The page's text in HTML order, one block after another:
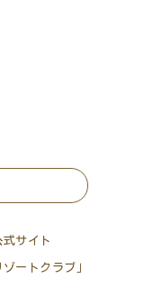
サイト
ートクラブ」